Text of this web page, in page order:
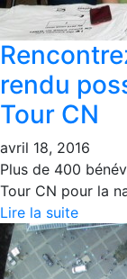
rendu
Tour CN
avril 18, 2016
Plus de 400
Tour CN pour la
Lire la suite